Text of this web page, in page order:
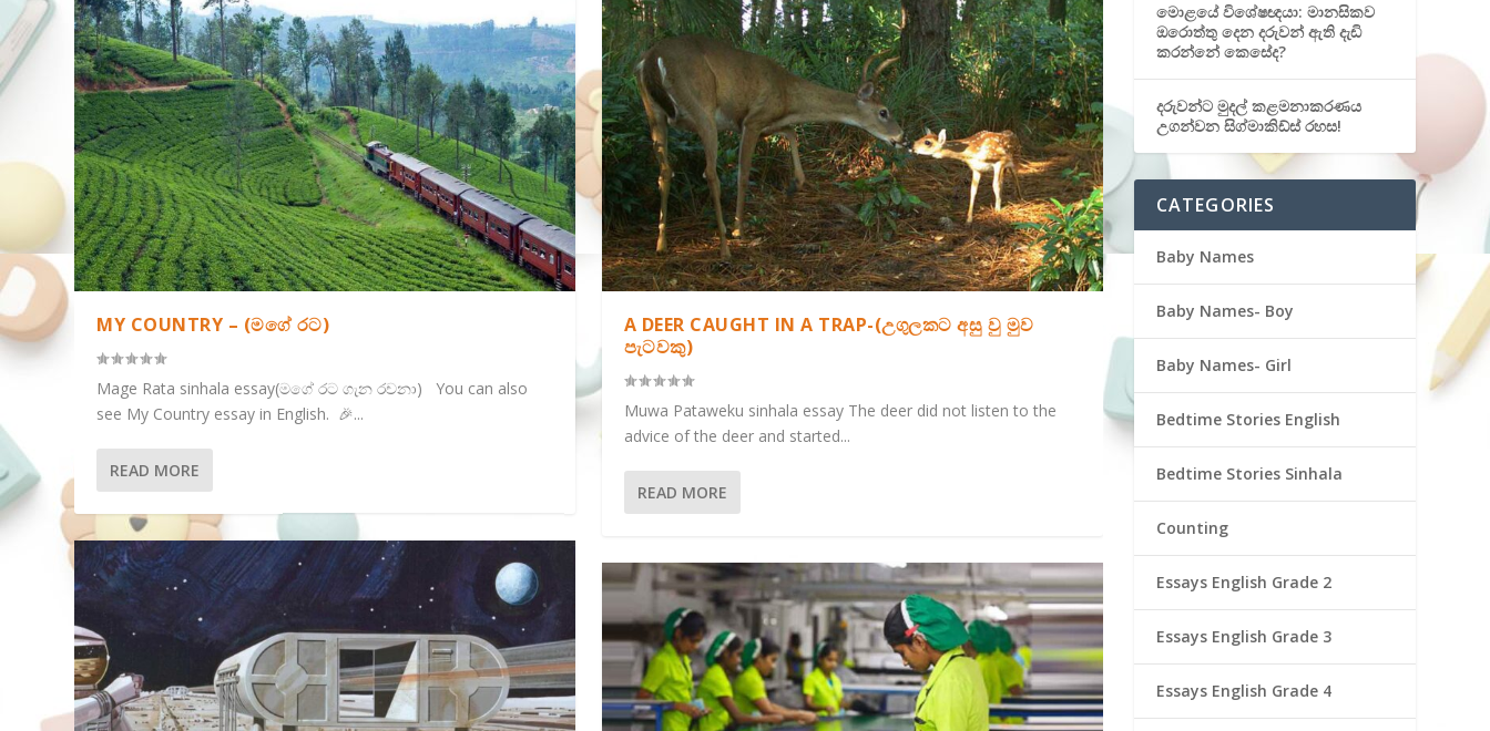
IF I GET A CHANCE TO GO TO THE MOON-(සඳට යාමට මට අ...
FREE TRADE ZONE-(නිදහස් වෙළද කලාපය)...
MEDICINAL DRINKS IMPROVE OUR HEALTH-(ඖෂධීය පාන අපේ...
LET’S PROTECT PUBLIC PROPERTY-(පොදු දේපල රැක...
MY COUNTRY – (මගේ රට)
Mage Rata sinhala essay(මගේ රට ගැන රචනා) You can also
see My Country essay in English. 🎉...
READ MORE
A DEER CAUGHT IN A TRAP-(උගුලකට අසු වු මුව
පැටවකු)
Muwa Pataweku sinhala essay The deer did not listen to the
advice of the deer and started...
READ MORE
මොළයේ විශේෂඥයා: මානසිකව
ඔරොත්තු දෙන දරුවන් ඇති දැඩි
කරන්නේ කෙසේද?
දරුවන්ට මුදල් කළමනාකරණය
උගන්වන සිග්මාකිඩ්ස් රහස!
CATEGORIES
Baby Names
Baby Names- Boy
Baby Names- Girl
Bedtime Stories English
Bedtime Stories Sinhala
Counting
Essays English Grade 2
Essays English Grade 3
Essays English Grade 4